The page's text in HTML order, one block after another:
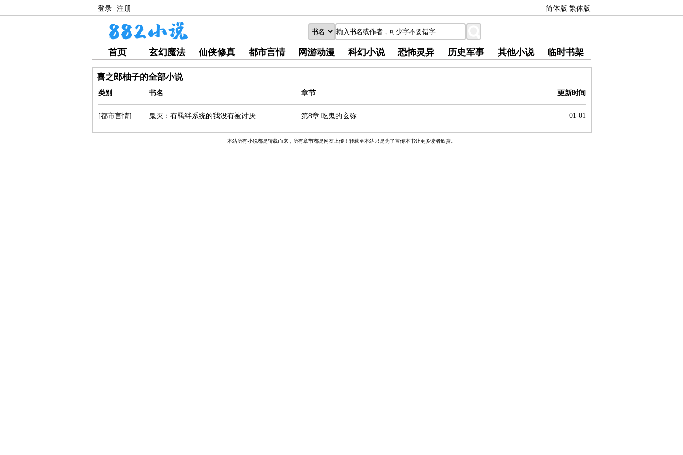
登录 注册 简体版 繁体版
首页 玄幻魔法 仙侠修真 都市言情 网游动漫 科幻小说 恐怖灵异 历史军事 其他小说 临时书架
喜之郎柚子的全部小说
类别 书名 章节 更新时间
[都市言情] 鬼灭：有羁绊系统的我没有被讨厌 第8章 吃鬼的玄弥 01-01
本站所有小说都是转载而来，所有章节都是网友上传！转载至本站只是为了宣传本书让更多读者欣赏。